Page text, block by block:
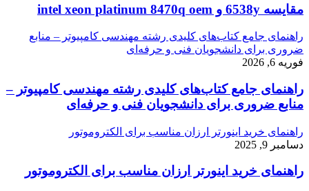
مقایسه 6538y و intel xeon platinum 8470q oem
راهنمای جامع کتاب‌های کلیدی رشته مهندسی کامپیوتر – منابع
ضروری برای دانشجویان فنی و حرفه‌ای
فوریه 6, 2026
راهنمای جامع کتاب‌های کلیدی رشته مهندسی کامپیوتر –
منابع ضروری برای دانشجویان فنی و حرفه‌ای
راهنمای خرید اینورتر ارزان مناسب برای الکتروموتور
دسامبر 9, 2025
راهنمای خرید اینورتر ارزان مناسب برای الکتروموتور